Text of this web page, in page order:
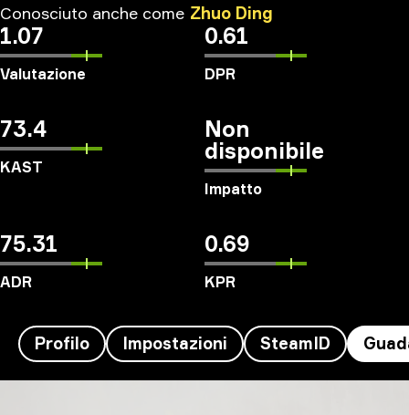
Conosciuto anche come Zhuo Ding
1.07
Valutazione
0.61
DPR
73.4
KAST
Non
disponibile
Impatto
75.31
ADR
0.69
KPR
Profilo Impostazioni SteamID